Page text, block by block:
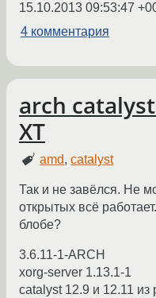
15.10.2013 09:53:47
4 комментария
arch
XT
amd,catalyst
Так и не завёлся. Не
открытых всё
блобе?
3.6.11-1-ARCH
xorg-server 1.13.1-1
catalyst 12.9 и 12.11 из